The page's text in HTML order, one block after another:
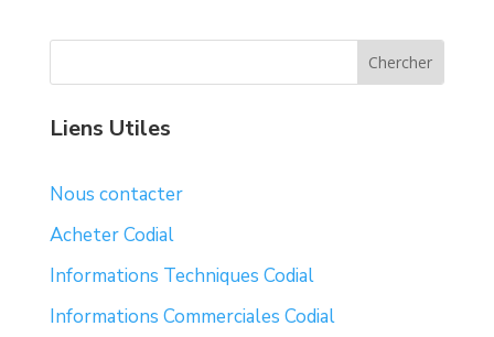
Liens Utiles
Nous contacter
Acheter Codial
Informations Techniques Codial
Informations Commerciales Codial